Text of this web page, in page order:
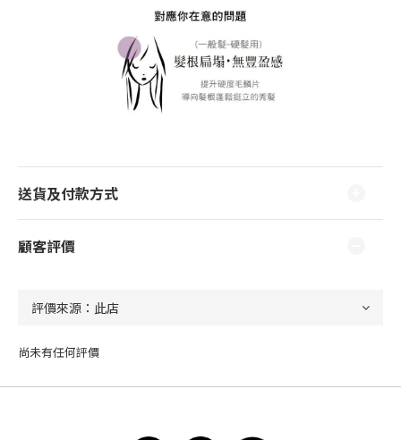
送貨及付款方式
顧客評價
尚未有任何評價